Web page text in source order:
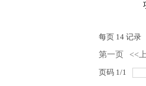
每页 14记录
第一页
<<
页码 1/1